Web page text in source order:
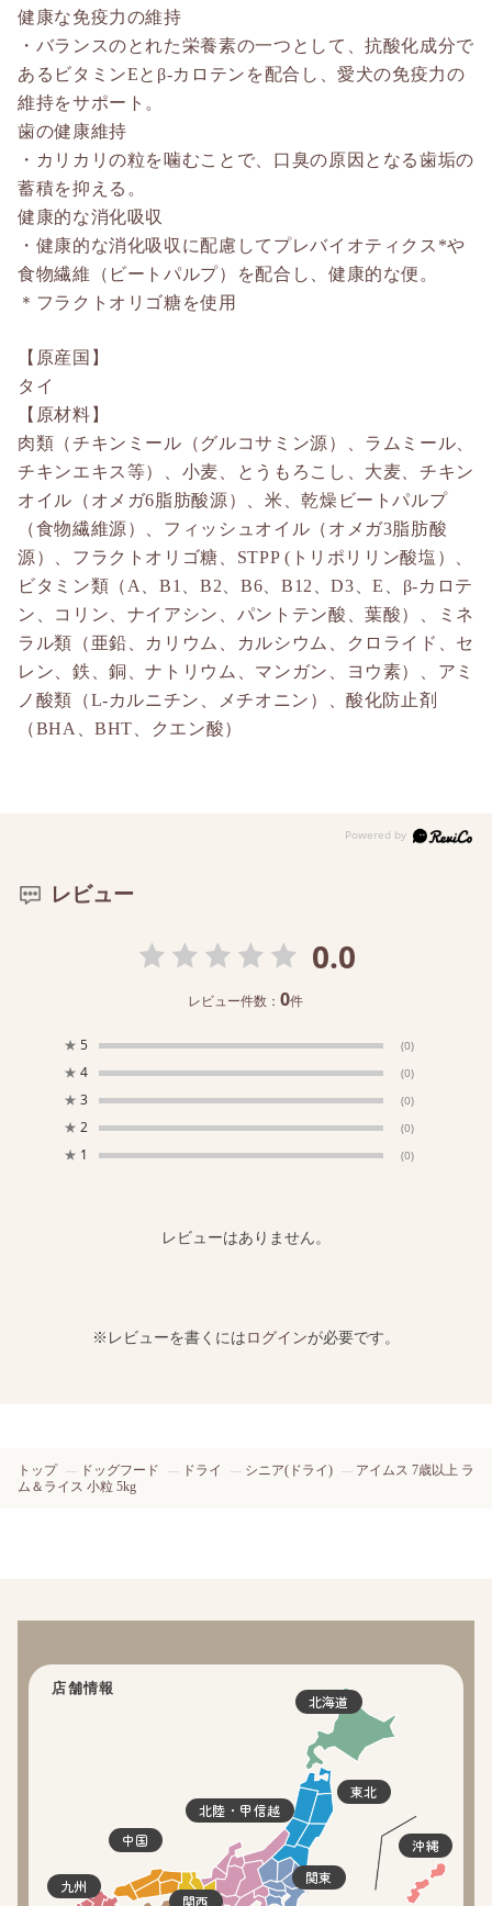
健康な免疫力の維持
・バランスのとれた栄養素の一つとして、抗酸化成分で
あるビタミンEとβ-カロテンを配合し、愛犬の免疫力の
維持をサポート。
歯の健康維持
・カリカリの粒を噛むことで、口臭の原因となる歯垢の
蓄積を抑える。
健康的な消化吸収
・健康的な消化吸収に配慮してプレバイオティクス*や
食物繊維（ビートパルプ）を配合し、健康的な便。
＊フラクトオリゴ糖を使用
【原産国】
タイ
【原材料】
肉類（チキンミール（グルコサミン源）、ラムミール、
チキンエキス等）、小麦、とうもろこし、大麦、チキン
オイル（オメガ6脂肪酸源）、米、乾燥ビートパルプ
（食物繊維源）、フィッシュオイル（オメガ3脂肪酸
源）、フラクトオリゴ糖、STPP (トリポリリン酸塩）、
ビタミン類（A、B1、B2、B6、B12、D3、E、β-カロテ
ン、コリン、ナイアシン、パントテン酸、葉酸）、ミネ
ラル類（亜鉛、カリウム、カルシウム、クロライド、セ
レン、鉄、銅、ナトリウム、マンガン、ヨウ素）、アミ
ノ酸類（L-カルニチン、メチオニン）、酸化防止剤
（BHA、BHT、クエン酸）
レビュー
0.0
レビュー件数：0件
★ 5 (0)
★ 4 (0)
★ 3 (0)
★ 2 (0)
★ 1 (0)
レビューはありません。
※レビューを書くにはログインが必要です。
トップ ドッグフード ドライ シニア(ドライ)
アイムス 7歳以上 ラ
ム＆ライス 小粒 5kg
店舗情報
北海道
東北
関東
北陸・甲信越
関西
中国
九州
沖縄